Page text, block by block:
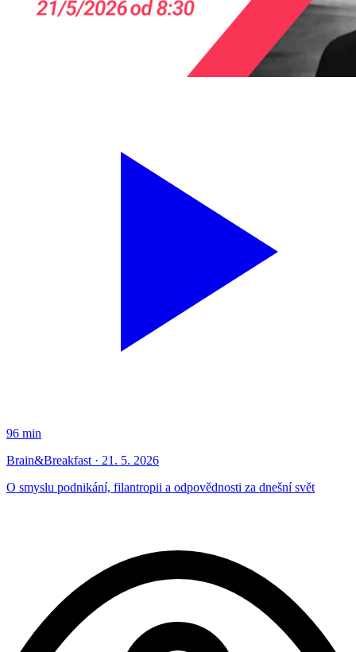
96 min
Brain&Breakfast · 21. 5. 2026
O smyslu podnikání, filantropii a odpovědnosti za dnešní svět